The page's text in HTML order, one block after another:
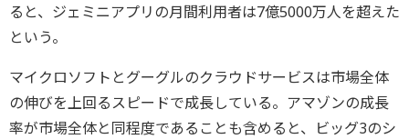
ると、ジェミニアプリの月間利用者は7億5000万人を超えた
という。
マイクロソフトとグーグルのクラウドサービスは市場全体
の伸びを上回るスピードで成長している。アマゾンの成長
率が市場全体と同程度であることも含めると、ビッグ3のシ